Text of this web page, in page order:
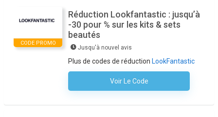
CODE PROMO
Réduction Lookfantastic : jusqu’à
-30 pour % sur les kits & sets
beautés
Jusqu'à nouvel avis
Plus de codes de réduction LookFantastic
Voir Le Code
Aucun Code N'est Nécessaire